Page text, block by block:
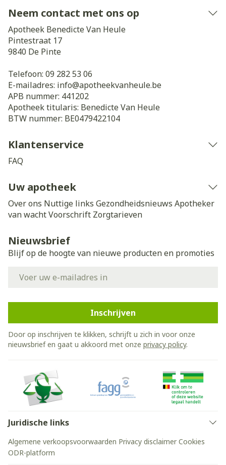
Neem contact met ons op
Apotheek Benedicte Van Heule
Pintestraat 17
9840 De Pinte
Telefoon: 09 282 53 06
E-mailadres: info@apotheekvanheule.be
APB nummer: 441202
Apotheek titularis: Benedicte Van Heule
BTW nummer: BE0479422104
Klantenservice
FAQ
Uw apotheek
Over ons Nuttige links Gezondheidsnieuws Apotheker
van wachtVoorschrift Zorgtarieven
Nieuwsbrief
Blijf op de hoogte van nieuwe producten en promoties
Inschrijven
Door op inschrijven te klikken, schrijft u zich in voor onze
nieuwsbrief en gaat u akkoord met onze privacy policy.
Juridische links
Algemene verkoopsvoorwaarden Privacy disclaimer Cookies
ODR-platform